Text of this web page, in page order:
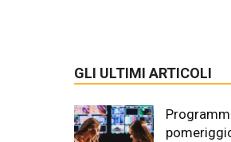
GLI ULTIMI ARTICOLI